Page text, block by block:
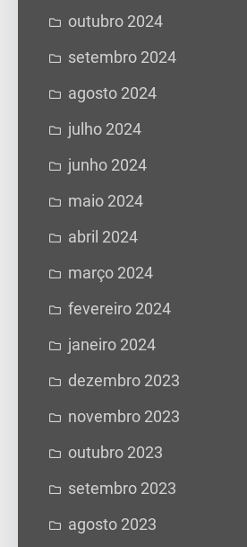
outubro 2024
setembro 2024
agosto 2024
julho 2024
junho 2024
maio 2024
abril 2024
março 2024
fevereiro 2024
janeiro 2024
dezembro 2023
novembro 2023
outubro 2023
setembro 2023
agosto 2023